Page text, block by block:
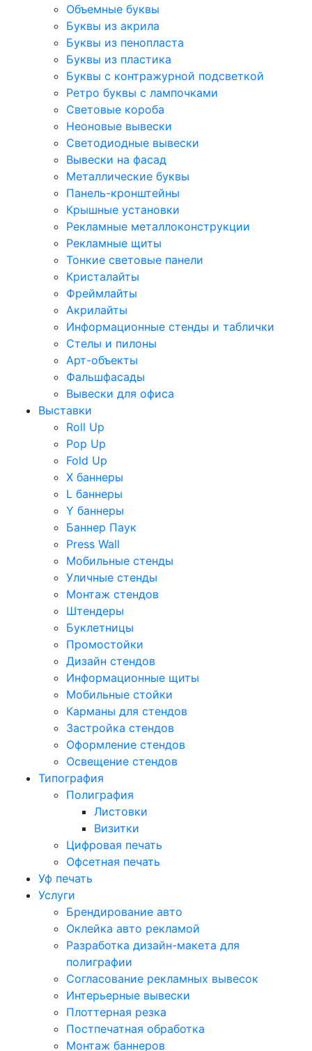
Объемные буквы
Буквы из акрила
Буквы из пенопласта
Буквы из пластика
Буквы с контражурной подсветкой
Ретро буквы с лампочками
Световые короба
Неоновые вывески
Светодиодные вывески
Вывески на фасад
Металлические буквы
Панель-кронштейны
Крышные установки
Рекламные металлоконструкции
Рекламные щиты
Тонкие световые панели
Кристалайты
Фреймлайты
Акрилайты
Информационные стенды и таблички
Стелы и пилоны
Арт-объекты
Фальшфасады
Вывески для офиса
Выставки
Roll Up
Pop Up
Fold Up
Х баннеры
L баннеры
Y баннеры
Баннер Паук
Press Wall
Мобильные стенды
Уличные стенды
Монтаж стендов
Штендеры
Буклетницы
Промостойки
Дизайн стендов
Информационные щиты
Мобильные стойки
Карманы для стендов
Застройка стендов
Оформление стендов
Освещение стендов
Типография
Полиграфия
Листовки
Визитки
Цифровая печать
Офсетная печать
Уф печать
Услуги
Брендирование авто
Оклейка авто рекламой
Разработка дизайн-макета для
полиграфии
Согласование рекламных вывесок
Интерьерные вывески
Плоттерная резка
Постпечатная обработка
Монтаж баннеров